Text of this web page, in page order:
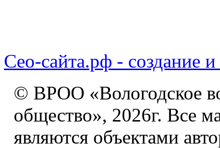
Сео-сайта.рф - создание и
© ВРОО «Вологодское
общество», 2026г. Все
являются объектами